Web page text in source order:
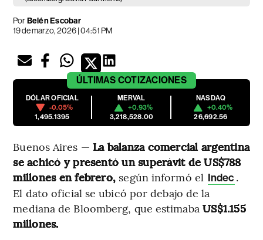
PorBelén Escobar
19 de marzo, 2026 | 04:51 PM
ÚLTIMAS COTIZACIONES
DÓLAR OFICIAL
-0.05%
1,495.1395
MERVAL
+0.93%
3,218,528.00
NASDAQ
+0.40%
26,692.56
Buenos Aires — La balanza comercial argentina
se achicó y presentó un superávit de US$788
millones en febrero, según informó el Indec .
El dato oficial se ubicó por debajo de la
mediana de Bloomberg, que estimabaUS$1.155
millones.